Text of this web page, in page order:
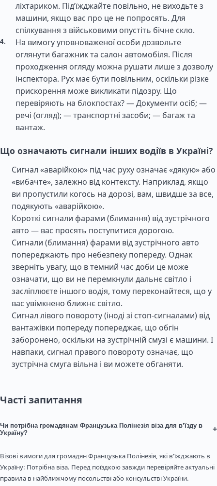
ліхтариком. Під’їжджайте повільно, не виходьте з
машини, якщо вас про це не попросять. Для
спілкування з військовими опустіть бічне скло.
На вимогу уповноваженої особи дозвольте
оглянути багажник та салон автомобіля. Після
проходження огляду можна рушати лише з дозволу
інспектора. Рух має бути повільним, оскільки різке
прискорення може викликати підозру. Що
перевіряють на блокпостах? — Документи осіб; —
речі (огляд); — транспортні засоби; — багаж та
вантаж.
Що означають сигнали інших водіїв в Україні?
Сигнал «аварійкою» під час руху означає «дякую» або
«вибачте», залежно від контексту. Наприклад, якщо
ви пропустили когось на дорозі, вам, швидше за все,
подякують «аварійкою».
Короткі сигнали фарами (блимання) від зустрічного
авто — вас просять поступитися дорогою.
Сигнали (блимання) фарами від зустрічного авто
попереджають про небезпеку попереду. Однак
зверніть увагу, що в темний час доби це може
означати, що ви не перемкнули дальнє світло і
засліплюєте іншого водія, тому переконайтеся, що у
вас увімкнено ближнє світло.
Сигнал лівого повороту (іноді зі стоп-сигналами) від
вантажівки попереду попереджає, що обгін
заборонено, оскільки на зустрічній смузі є машини. І
навпаки, сигнал правого повороту означає, що
зустрічна смуга вільна і ви можете обганяти.
Часті запитання
Чи потрібна громадянам Французька Полінезія віза для в’їзду в
Україну?
+
Візові вимоги для громадян Французька Полінезія, які в'їжджають в
Україну: Потрібна віза. Перед поїздкою завжди перевіряйте актуальні
правила в найближчому посольстві або консульстві України.